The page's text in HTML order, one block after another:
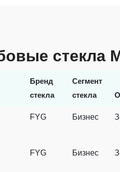
стекла
Бренд
стекла
Сегмент
стекла
FYG Бизнес
FYG Бизнес